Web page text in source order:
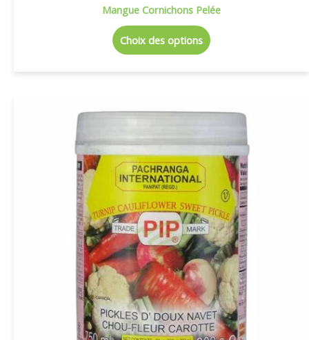
Mangue Cornichons Pelée
Choix des options